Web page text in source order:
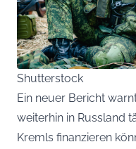
Shutterstock
Ein neuer Bericht
weiterhin in Russland
Kremls finanzieren